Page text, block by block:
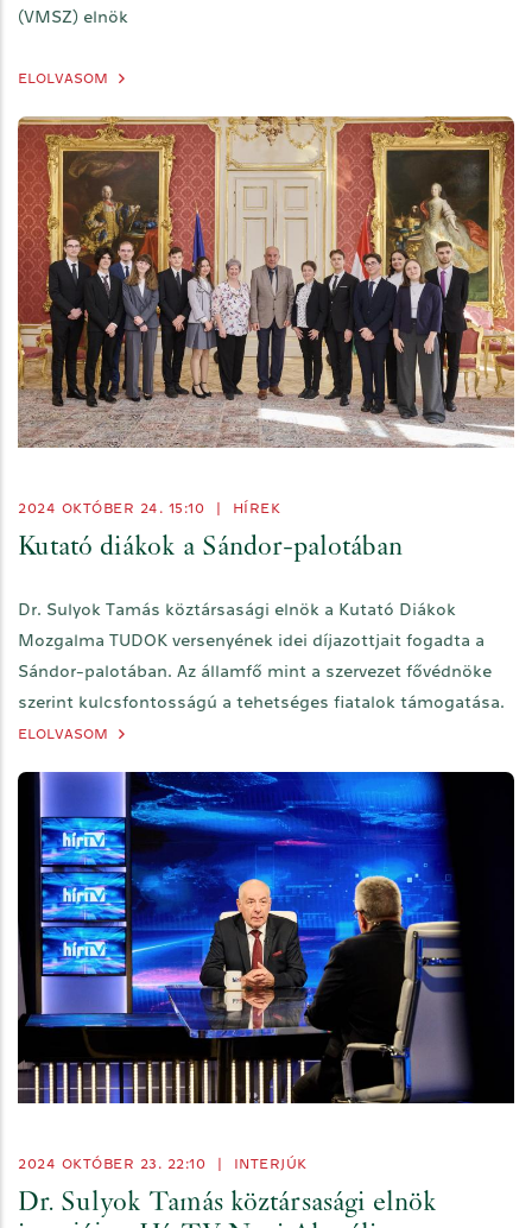
(VMSZ) elnök
ELOLVASOM
2024 OKTÓBER 24. 15:10 HÍREK
Kutató diákok a Sándor-palotában
Dr. Sulyok Tamás köztársasági elnök a Kutató Diákok
Mozgalma TUDOK versenyének idei díjazottjait fogadta a
Sándor-palotában. Az államfő mint a szervezet fővédnöke
szerint kulcsfontosságú a tehetséges fiatalok támogatása.
ELOLVASOM
2024 OKTÓBER 23. 22:10 INTERJÚK
Dr. Sulyok Tamás köztársasági elnök